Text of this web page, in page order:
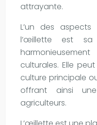
attrayante.
L’un des
l’œillette est sa
culturales. Elle
culture principale
offrant ainsi
agriculteurs.